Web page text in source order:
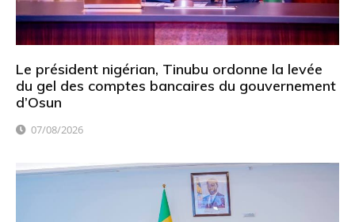
Le président nigérian, Tinubu ordonne la levée
du gel des comptes bancaires du gouvernement
d’Osun
07/08/2026